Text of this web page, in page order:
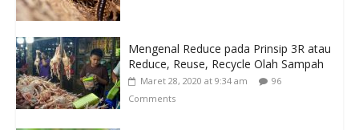
Mengenal Reduce pada Prinsip 3R atau
Reduce, Reuse, Recycle Olah Sampah
Maret 28, 2020 at 9:34 am
96
Comments